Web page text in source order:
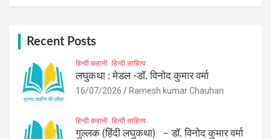
Recent Posts
हिन्दी कहानी हिन्दी साहित्य
लघुकथा : मेडल -डॉ. विनोद कुमार वर्मा
16/07/2026 Ramesh kumar Chauhan
हिन्दी कहानी हिन्दी साहित्य
गुल्लक (हिंदी लघुकथा) – डॉ. विनोद कुमार वर्मा